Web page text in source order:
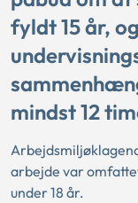
fyldt 15 år,
mindst 12
arbejde var
under 18 år.